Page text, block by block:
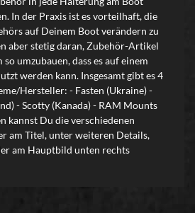
In der Praxis ist es vorteilhaft, die
auf Deinem Boot verändern zu
aber stetig daran, Zubehör-Artikel
so umzubauen, dass es auf einem
werden kann. Insgesamt gibt es 4
Hersteller: - Fasten (Ukraine) -
- Scotty (Kanada) - RAM Mounts
kannst Du die verschiedenen
am Titel, unter weiteren Details,
am Hauptbild unten rechts